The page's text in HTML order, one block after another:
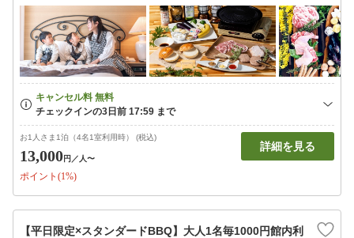
お1人さま1泊（4名1室利用時） (税込)
13,000円 ／人〜
ポイント(1%)
詳細を見る
【平日限定×スタンダードBBQ】大人1名毎1000円館内利